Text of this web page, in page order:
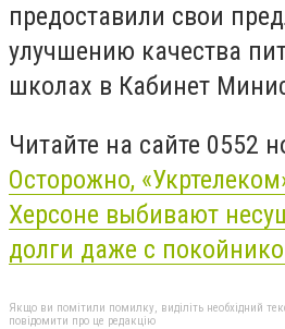
предоставили свои
улучшению качества
школах в Кабинет
Читайте на сайте 0552
Осторожно,
Херсоне выбивают
долги даже с
Якщо ви помітили помилку, виділіть необхідний
повідомити про це редакцію